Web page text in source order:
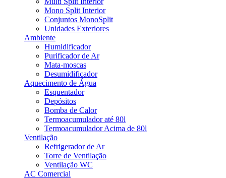
Mono Split Interior
Conjuntos MonoSplit
Unidades Exteriores
Ambiente
Humidificador
Purificador de Ar
Mata-moscas
Desumidificador
Aquecimento de Água
Esquentador
Depósitos
Bomba de Calor
Termoacumulador até 80l
Termoacumulador Acima de 80l
Ventilação
Refrigerador de Ar
Torre de Ventilação
Ventilação WC
AC Comercial